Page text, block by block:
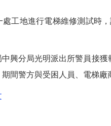
處工地進行電梯維修測試時
興分局光明派出所警員接
間警方與受困人員、電梯